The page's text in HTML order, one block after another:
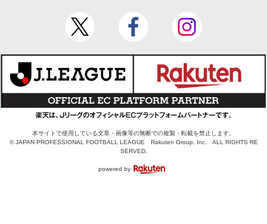
本サイトで使用している文章・画像等の無断での複製・転載を禁止します。
© JAPAN PROFESSIONAL FOOTBALL LEAGUE Rakuten Group, Inc. ALL RIGHTS RE
SERVED.
powered by